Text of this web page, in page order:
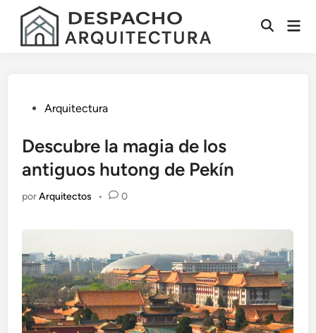
contenido
Abrir
Publicado
Arquitectura
Descubre la magia de los
antiguos hutong de Pekín
porArquitectos • 0